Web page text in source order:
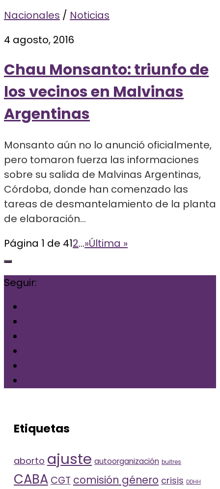
Nacionales / Noticias
4 agosto, 2016
Chau Monsanto: triunfo de
los vecinos en Malvinas
Argentinas
Monsanto aún no lo anunció oficialmente,
pero tomaron fuerza las informaciones
sobre su salida de Malvinas Argentinas,
Córdoba, donde han comenzado las
tareas de desmantelamiento de la planta
de elaboración...
Página 1 de 412...»Última »
Seguir:
Etiquetas
aborto ajuste autoorganización buitres
CABA CGT comisión género crisis DDHH